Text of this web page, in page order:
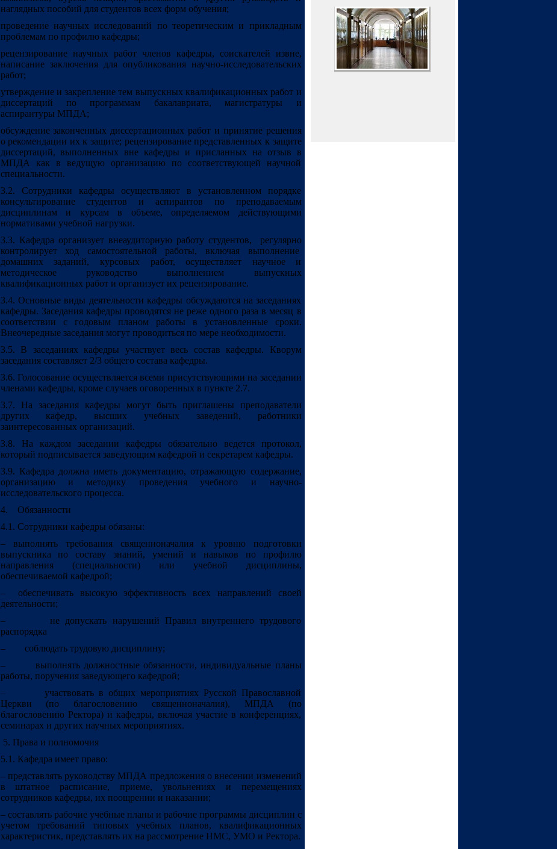
наглядных пособий для студентов всех форм обучения;
проведение научных исследований по теоретическим и прикладным
проблемам по профилю кафедры;
рецензирование научных работ членов кафедры, соискателей извне,
написание заключения для опубликования научно-исследовательских
работ;
утверждение и закрепление тем выпускных квалификационных работ и
диссертаций по программам бакалавриата, магистратуры и
аспирантуры МПДА;
обсуждение законченных диссертационных работ и принятие решения
о рекомендации их к защите; рецензирование представленных к защите
диссертаций, выполненных вне кафедры и присланных на отзыв в
МПДА как в ведущую организацию по соответствующей научной
специальности.
3.2. Сотрудники кафедры осуществляют в установленном порядке
консультирование студентов и аспирантов по преподаваемым
дисциплинам и курсам в объеме, определяемом действующими
нормативами учебной нагрузки.
3.3. Кафедра организует внеаудиторную работу студентов, регулярно
контролирует ход самостоятельной работы, включая выполнение
домашних заданий, курсовых работ, осуществляет научное и
методическое руководство выполнением выпускных
квалификационных работ и организует их рецензирование.
3.4. Основные виды деятельности кафедры обсуждаются на заседаниях
кафедры. Заседания кафедры проводятся не реже одного раза в месяц в
соответствии с годовым планом работы в установленные сроки.
Внеочередные заседания могут проводиться по мере необходимости.
3.5. В заседаниях кафедры участвует весь состав кафедры. Кворум
заседания составляет 2/3 общего состава кафедры.
3.6. Голосование осуществляется всеми присутствующими на заседании
членами кафедры, кроме случаев оговоренных в пункте 2.7.
3.7. На заседания кафедры могут быть приглашены преподаватели
других кафедр, высших учебных заведений, работники
заинтересованных организаций.
3.8. На каждом заседании кафедры обязательно ведется протокол,
который подписывается заведующим кафедрой и секретарем кафедры.
3.9. Кафедра должна иметь документацию, отражающую содержание,
организацию и методику проведения учебного и научно-
исследовательского процесса.
4. Обязанности
4.1. Сотрудники кафедры обязаны:
– выполнять требования священноначалия к уровню подготовки
выпускника по составу знаний, умений и навыков по профилю
направления (специальности) или учебной дисциплины,
обеспечиваемой кафедрой;
– обеспечивать высокую эффективность всех направлений своей
деятельности;
– не допускать нарушений Правил внутреннего трудового
распорядка
– соблюдать трудовую дисциплину;
– выполнять должностные обязанности, индивидуальные планы
работы, поручения заведующего кафедрой;
– участвовать в общих мероприятиях Русской Православной
Церкви (по благословению священноначалия), МПДА (по
благословению Ректора) и кафедры, включая участие в конференциях,
семинарах и других научных мероприятиях.
5. Права и полномочия
5.1. Кафедра имеет право:
– представлять руководству МПДА предложения о внесении изменений
в штатное расписание, приеме, увольнениях и перемещениях
сотрудников кафедры, их поощрении и наказании;
– составлять рабочие учебные планы и рабочие программы дисциплин с
учетом требований типовых учебных планов, квалификационных
характеристик, представлять их на рассмотрение НМС, УМО и Ректора.